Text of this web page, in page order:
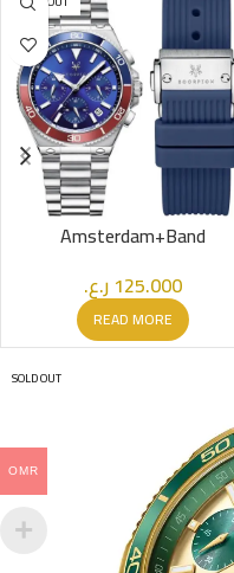
Amsterdam+Band
125.000 ر.ع.
READ MORE
SOLD OUT
OMR